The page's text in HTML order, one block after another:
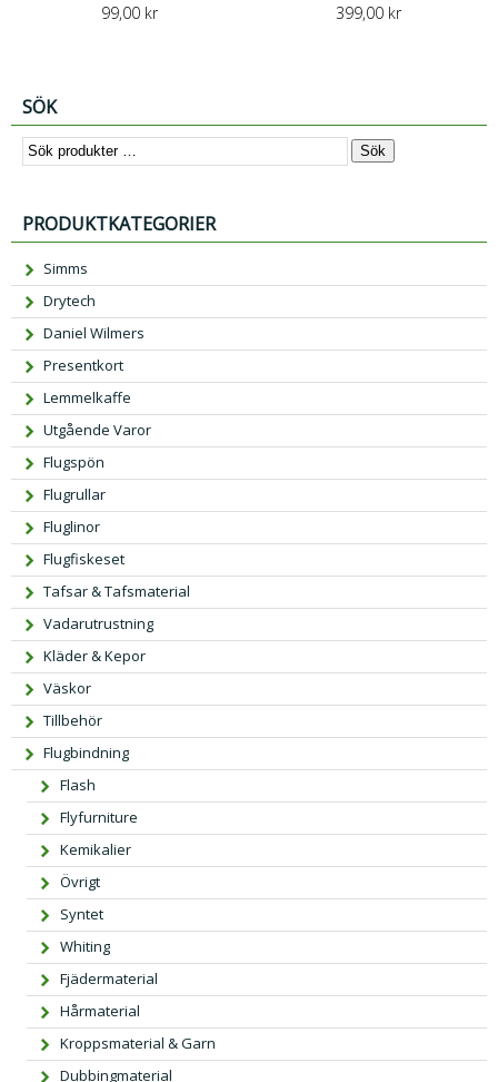
99,00 kr 399,00 kr
SÖK
Sök
PRODUKTKATEGORIER
Simms
Drytech
Daniel Wilmers
Presentkort
Lemmelkaffe
Utgående Varor
Flugspön
Flugrullar
Fluglinor
Flugfiskeset
Tafsar & Tafsmaterial
Vadarutrustning
Kläder & Kepor
Väskor
Tillbehör
Flugbindning
Flash
Flyfurniture
Kemikalier
Övrigt
Syntet
Whiting
Fjädermaterial
Hårmaterial
Kroppsmaterial & Garn
Dubbingmaterial